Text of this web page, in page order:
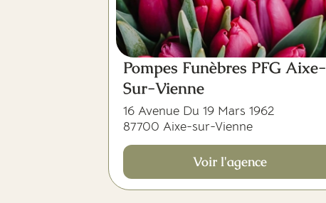
Pompes Funèbres PFG Aixe-
Sur-Vienne
16 Avenue Du 19 Mars 1962
87700 Aixe-sur-Vienne
Voir l'agence